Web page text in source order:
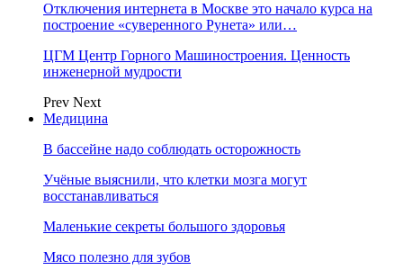
Отключения интернета в Москве это начало курса на
построение «суверенного Рунета» или…
ЦГМ Центр Горного Машиностроения. Ценность
инженерной мудрости
Prev Next
Медицина
В бассейне надо соблюдать осторожность
Учёные выяснили, что клетки мозга могут
восстанавливаться
Маленькие секреты большого здоровья
Мясо полезно для зубов